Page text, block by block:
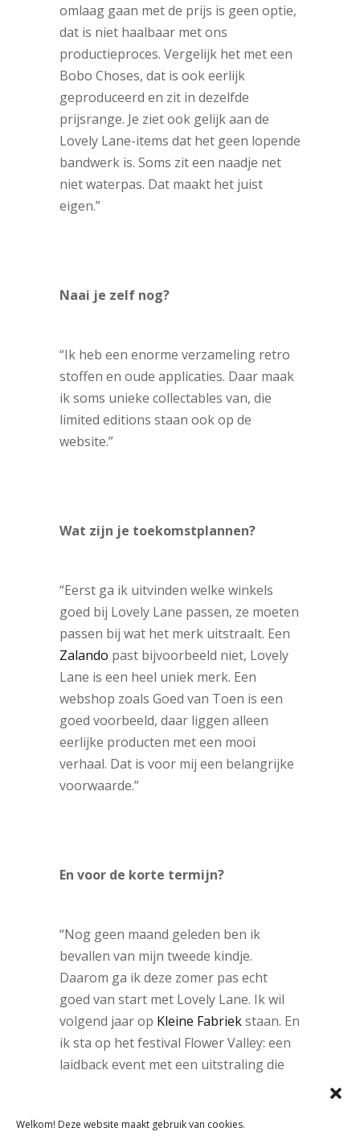
Welkom! Deze website maakt gebruik van cookies.
omlaag gaan met de prijs is geen optie,
dat is niet haalbaar met ons
productieproces. Vergelijk het met een
Bobo Choses, dat is ook eerlijk
geproduceerd en zit in dezelfde
prijsrange. Je ziet ook gelijk aan de
Lovely Lane-items dat het geen lopende
bandwerk is. Soms zit een naadje net
niet waterpas. Dat maakt het juist
eigen.”
Naai je zelf nog?
“Ik heb een enorme verzameling retro
stoffen en oude applicaties. Daar maak
ik soms unieke collectables van, die
limited editions staan ook op de
website.”
Wat zijn je toekomstplannen?
“Eerst ga ik uitvinden welke winkels
goed bij Lovely Lane passen, ze moeten
passen bij wat het merk uitstraalt. Een
Zalando past bijvoorbeeld niet, Lovely
Lane is een heel uniek merk. Een
webshop zoals Goed van Toen is een
goed voorbeeld, daar liggen alleen
eerlijke producten met een mooi
verhaal. Dat is voor mij een belangrijke
voorwaarde.”
En voor de korte termijn?
“Nog geen maand geleden ben ik
bevallen van mijn tweede kindje.
Daarom ga ik deze zomer pas echt
goed van start met Lovely Lane. Ik wil
volgend jaar op Kleine Fabriekstaan. En
ik sta op het festival Flower Valley: een
laidback event met een uitstraling die
hip is, maar omdat alles tegenwoordig